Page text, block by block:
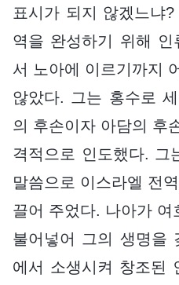
표시가 되지 않겠느냐
역을 완성하기 위해
서 노아에 이르기까지
않았다. 그는 홍수로
의 후손이자 아담의 후
격적으로 인도했다. 그
말씀으로 이스라엘 전
끌어 주었다. 나아가
불어넣어 그의 생명을
에서 소생시켜 창조된